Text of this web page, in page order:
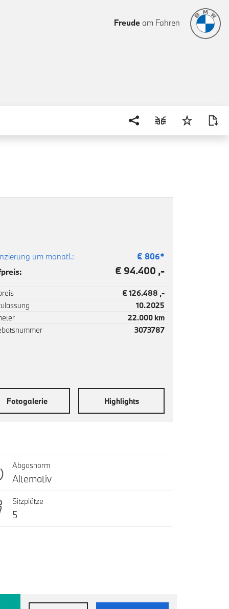
Freude am Fahren
um monatl.: € 806*
€ 94.400 ,-
€ 126.488 ,-
10.2025
22.000 km
3073787
Fotogalerie Highlights
Abgasnorm
Alternativ
Sitzplätze
5